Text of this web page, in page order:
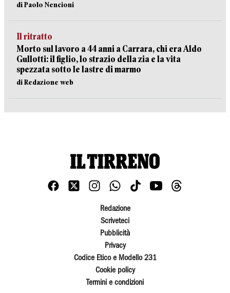
di Paolo Nencioni
Il ritratto
Morto sul lavoro a 44 anni a Carrara, chi era Aldo
Gullotti: il figlio, lo strazio della zia e la vita
spezzata sotto le lastre di marmo
di Redazione web
Redazione
Scriveteci
Pubblicità
Privacy
Codice Etico e Modello 231
Cookie policy
Termini e condizioni